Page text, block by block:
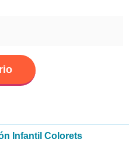
Infantil Colorets